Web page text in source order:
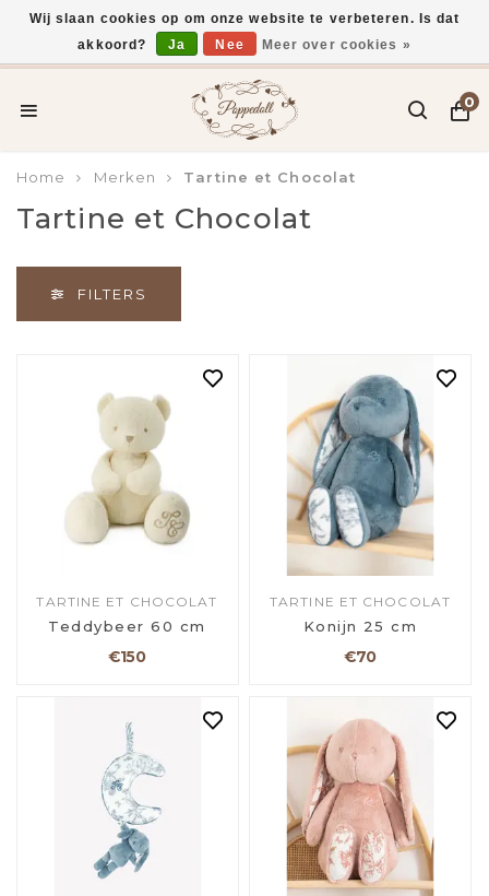
Gratis verzending vanaf €75,-
0
Home Merken Tartine et Chocolat
Tartine et Chocolat
FILTERS
TARTINE ET CHOCOLAT
Teddybeer 60 cm
€150
TARTINE ET CHOCOLAT
Konijn 25 cm
€70
Wij slaan cookies op om onze website te verbeteren. Is dat
akkoord?
Ja Nee Meer over cookies »